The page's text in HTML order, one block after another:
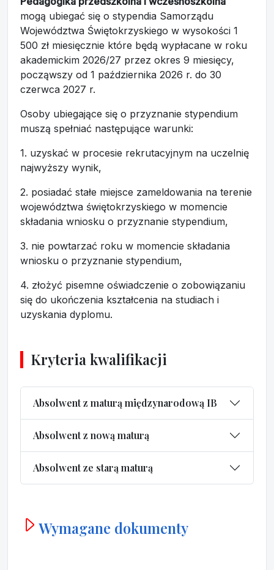
mogą ubiegać się o stypendia Samorządu
Województwa Świętokrzyskiego w wysokości 1
500 zł miesięcznie które będą wypłacane w roku
akademickim 2026/27 przez okres 9 miesięcy,
począwszy od 1 października 2026 r. do 30
czerwca 2027 r.
Osoby ubiegające się o przyznanie stypendium
muszą spełniać następujące warunki:
1. uzyskać w procesie rekrutacyjnym na uczelnię
najwyższy wynik,
2. posiadać stałe miejsce zameldowania na terenie
województwa świętokrzyskiego w momencie
składania wniosku o przyznanie stypendium,
3. nie powtarzać roku w momencie składania
wniosku o przyznanie stypendium,
4. złożyć pisemne oświadczenie o zobowiązaniu
się do ukończenia kształcenia na studiach i
uzyskania dyplomu.
Kryteria kwalifikacji
Absolwent z maturą międzynarodową IB
Absolwent z nową maturą
Absolwent ze starą maturą
Wymagane dokumenty